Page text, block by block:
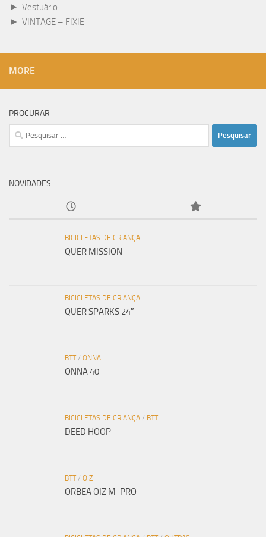
► Vestuário
► VINTAGE – FIXIE
MORE
PROCURAR
Pesquisar
por:
NOVIDADES
BICICLETAS DE CRIANÇA
QÜER MISSION
BICICLETAS DE CRIANÇA
QÜER SPARKS 24″
BTT/ ONNA
ONNA 40
BICICLETAS DE CRIANÇA / BTT
DEED HOOP
BTT/ OIZ
ORBEA OIZ M-PRO